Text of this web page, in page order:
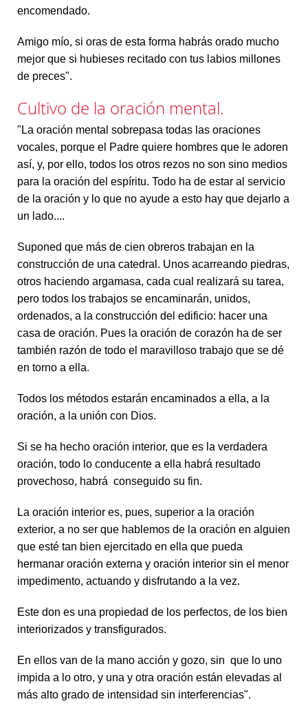
encomendado.
Amigo mío, si oras de esta forma habrás orado mucho
mejor que si hubieses recitado con tus labios millones
de preces".
Cultivo de la oración mental.
"La oración mental sobrepasa todas las oraciones
vocales, porque el Padre quiere hombres que le adoren
así, y, por ello, todos los otros rezos no son sino medios
para la oración del espíritu. Todo ha de estar al servicio
de la oración y lo que no ayude a esto hay que dejarlo a
un lado....
Suponed que más de cien obreros trabajan en la
construcción de una catedral. Unos acarreando piedras,
otros haciendo argamasa, cada cual realizará su tarea,
pero todos los trabajos se encaminarán, unidos,
ordenados, a la construcción del edificio: hacer una
casa de oración. Pues la oración de corazón ha de ser
también razón de todo el maravilloso trabajo que se dé
en torno a ella.
Todos los métodos estarán encaminados a ella, a la
oración, a la unión con Dios.
Si se ha hecho oración interior, que es la verdadera
oración, todo lo conducente a ella habrá resultado
provechoso, habrá conseguido su fin.
La oración interior es, pues, superior a la oración
exterior, a no ser que hablemos de la oración en alguien
que esté tan bien ejercitado en ella que pueda
hermanar oración externa y oración interior sin el menor
impedimento, actuando y disfrutando a la vez.
Este don es una propiedad de los perfectos, de los bien
interiorizados y transfigurados.
En ellos van de la mano acción y gozo, sin que lo uno
impida a lo otro, y una y otra oración están elevadas al
más alto grado de intensidad sin interferencias".